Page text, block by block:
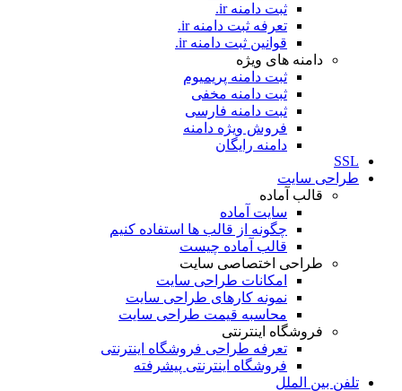
ثبت دامنه ir.
تعرفه ثبت دامنه ir.
قوانین ثبت دامنه ir.
دامنه های ویژه
ثبت دامنه پریمیوم
ثبت دامنه مخفی
ثبت دامنه فارسی
فروش ویژه دامنه
دامنه رایگان
SSL
طراحی سايت
قالب آماده
سایت آماده
چگونه از قالب ها استفاده کنیم
قالب آماده چیست
طراحی اختصاصی سایت
امکانات طراحی سایت
نمونه کارهای طراحی سایت
محاسبه قیمت طراحی سایت
فروشگاه اینترنتی
تعرفه طراحی فروشگاه اینترنتی
فروشگاه اینترنتی پیشرفته
تلفن بین الملل